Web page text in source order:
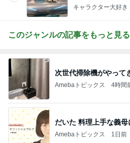
キャラクター大好き
このジャンルの記事をもっと見る
次世代掃除機がやって
Amebaトピックス 4時間
だいた 料理上手な義母
Amebaトピックス 1日前